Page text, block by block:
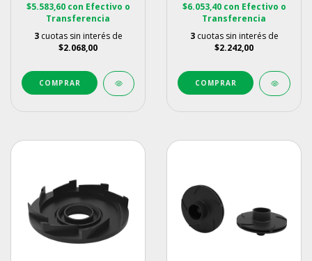
$5.583,60 con Efectivo o
Transferencia
3 cuotas sin interés de
$2.068,00
$6.053,40 con Efectivo o
Transferencia
3 cuotas sin interés de
$2.242,00